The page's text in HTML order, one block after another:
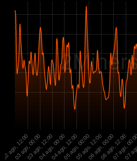
02 ago, 12:00
03 ago, 00:00
03 ago, 12:00
04 ago, 00:00
04 ago, 12:00
05 ago, 00:00
05 ago, 12:00
06 ago, 00:00
06 ago, 12:00
07 ago,07